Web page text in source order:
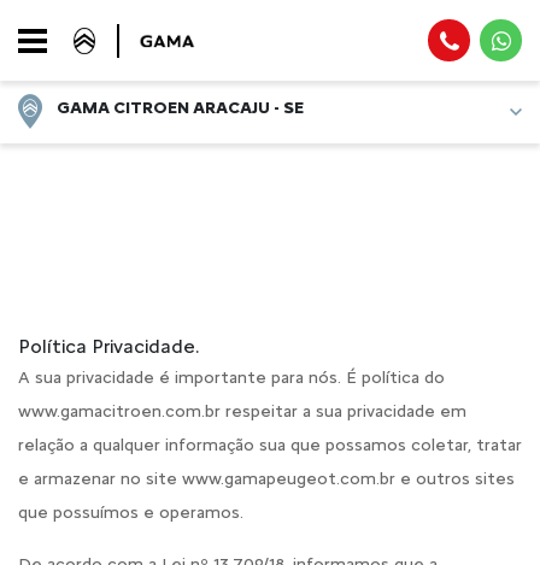
GAMA CITROEN ARACAJU - SE
Política Privacidade.
A sua privacidade é importante para nós. É política do
www.gamacitroen.com.br respeitar a sua privacidade em
relação a qualquer informação sua que possamos coletar, tratar
e armazenar no site www.gamapeugeot.com.br e outros sites
que possuímos e operamos.